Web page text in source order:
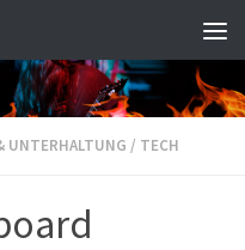
UNTERHALTUNG / TECH